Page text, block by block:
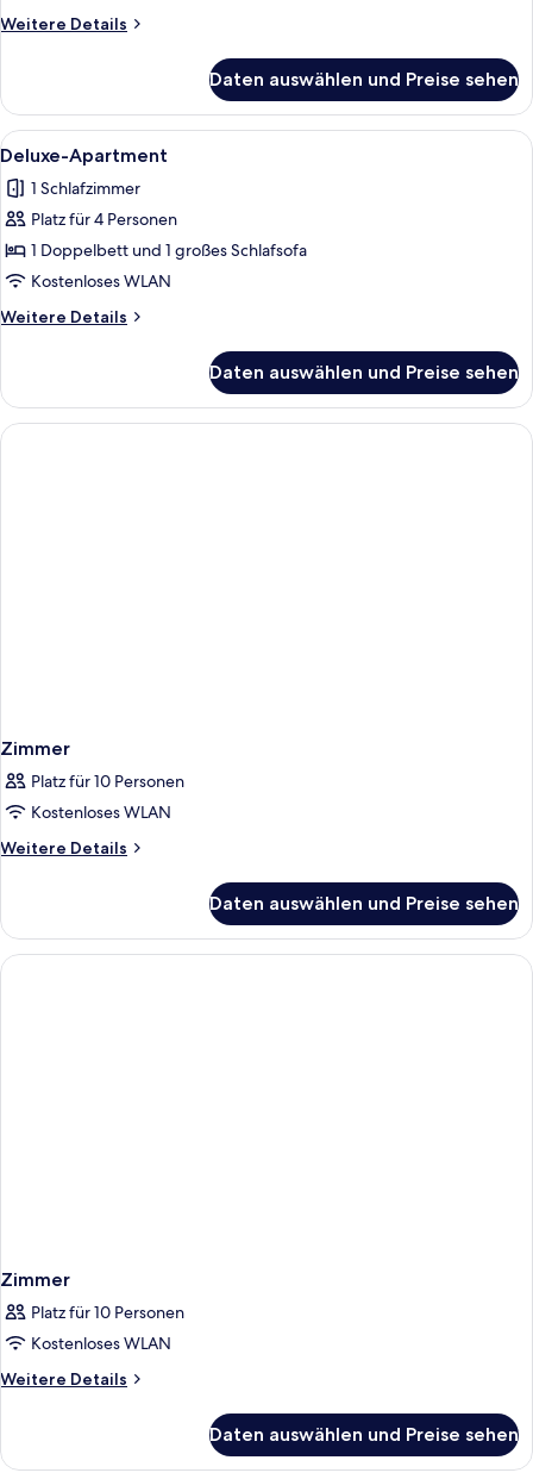
Facing
Weitere Details
Weitere
Apartment
Back
Facing
Daten auswählen und Preise sehen
Alle
Fotos
für
Deluxe-
Apartment
anzeigen
Ein modernes Wohnzimmer mit
1
Deluxe-Apartment
1 Schlafzimmer
Platz für 4 Personen
1 Doppelbett und 1 großes Schlafsofa
Kostenloses WLAN
Weitere Details
Weitere
Apartment
Daten auswählen und Preise sehen
Zimmer
Platz für 10 Personen
Kostenloses WLAN
Weitere Details
Weitere
Daten auswählen und Preise sehen
Zimmer
Platz für 10 Personen
Kostenloses WLAN
Weitere Details
Weitere
Daten auswählen und Preise sehen